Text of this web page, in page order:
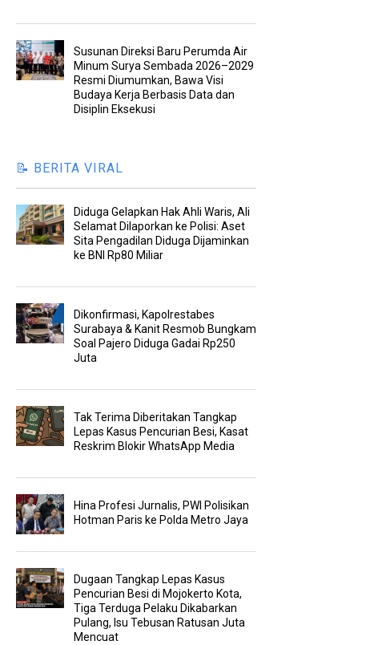
Susunan Direksi Baru Perumda Air
Minum Surya Sembada 2026–2029
Resmi Diumumkan, Bawa Visi
Budaya Kerja Berbasis Data dan
Disiplin Eksekusi
📝 BERITA VIRAL
Diduga Gelapkan Hak Ahli Waris, Ali
Selamat Dilaporkan ke Polisi: Aset
Sita Pengadilan Diduga Dijaminkan
ke BNI Rp80 Miliar
Dikonfirmasi, Kapolrestabes
Surabaya & Kanit Resmob Bungkam
Soal Pajero Diduga Gadai Rp250
Juta
Tak Terima Diberitakan Tangkap
Lepas Kasus Pencurian Besi, Kasat
Reskrim Blokir WhatsApp Media
Hina Profesi Jurnalis, PWI Polisikan
Hotman Paris ke Polda Metro Jaya
Dugaan Tangkap Lepas Kasus
Pencurian Besi di Mojokerto Kota,
Tiga Terduga Pelaku Dikabarkan
Pulang, Isu Tebusan Ratusan Juta
Mencuat